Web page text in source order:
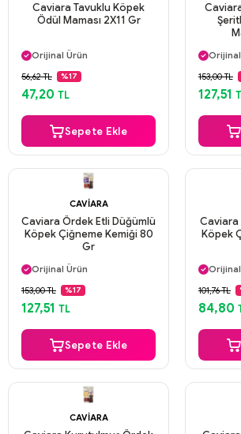
Caviara Tavuklu Köpek
Ödül Maması 2X11 Gr
Orijinal Ürün
Güvenli Ödeme
Aynı Gün Kargo
56,62 TL %17
47,20 TL
Sepete Ekle
Aynı
Aynı
153,00 TL
127,51
CAVIARA
Caviara Ördek Etli Düğümlü
Köpek Çiğneme Kemiği 80
Gr
Aynı Gün Kargo
Orijinal Ürün
Güvenli Ödeme
Aynı Gün Kargo
153,00 TL %17
127,51 TL
Sepete Ekle
Caviara
Köpek
Aynı
Aynı
101,76 TL
84,80
CAVIARA